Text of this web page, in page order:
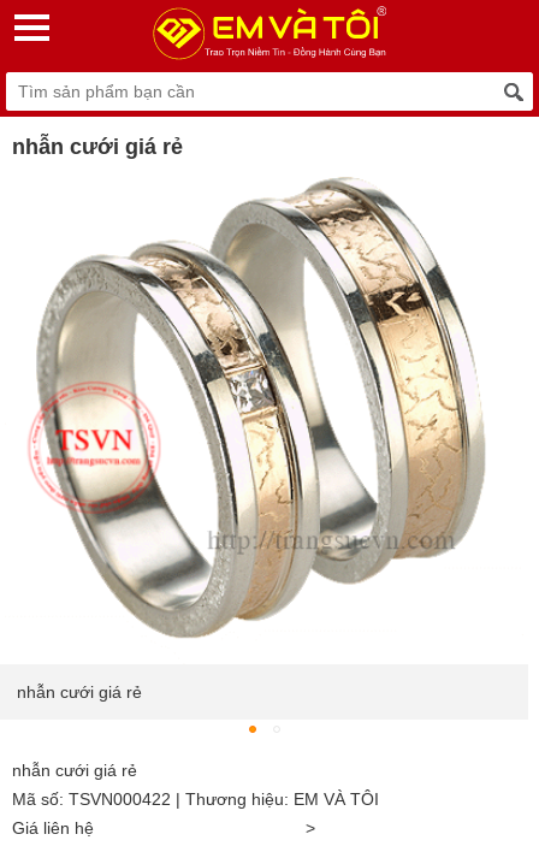
nhẫn cưới giá rẻ
nhẫn cưới giá rẻ
nhẫn cưới giá rẻ
Mã số: TSVN000422 | Thương hiệu: EM VÀ TÔI
Giá liên hệ
>